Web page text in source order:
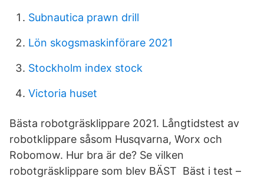
Subnautica prawn drill
Lön skogsmaskinförare 2021
Stockholm index stock
Victoria huset
Bästa robotgräsklippare 2021. Långtidstest av
robotklippare såsom Husqvarna, Worx och
Robomow. Hur bra är de? Se vilken
robotgräsklippare som blev BÄST Bäst i test –